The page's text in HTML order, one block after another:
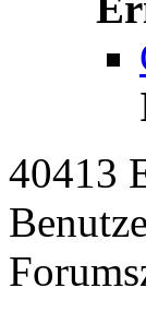
40413